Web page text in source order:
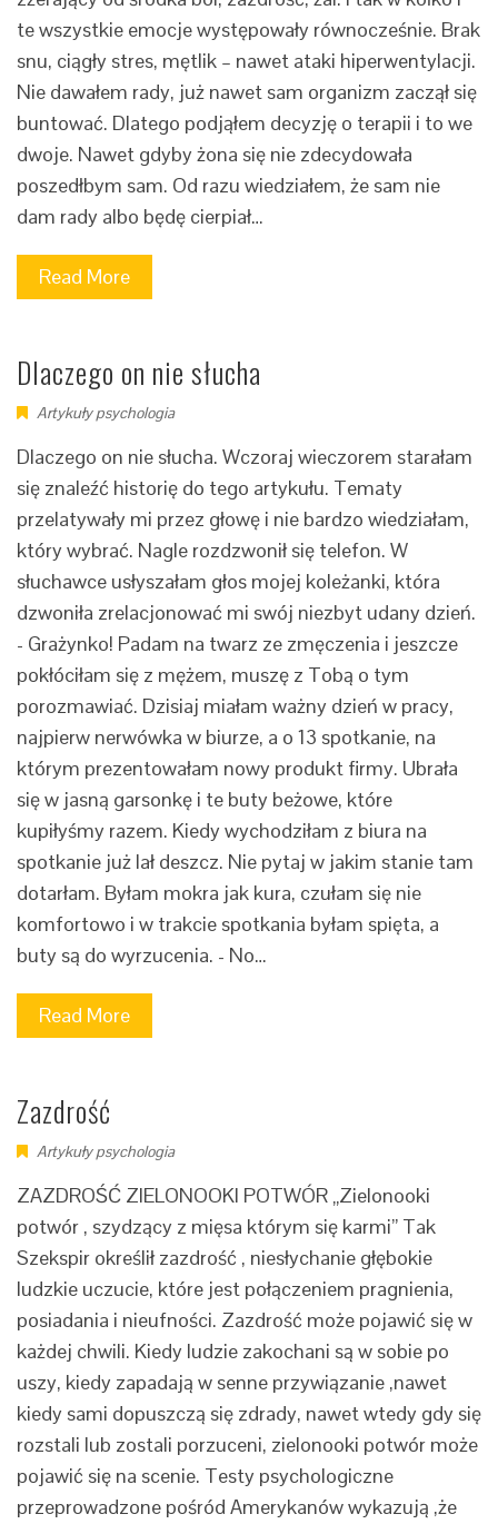
te wszystkie emocje występowały równocześnie. Brak
snu, ciągły stres, mętlik – nawet ataki hiperwentylacji.
Nie dawałem rady, już nawet sam organizm zaczął się
buntować. Dlatego podjąłem decyzję o terapii i to we
dwoje. Nawet gdyby żona się nie zdecydowała
poszedłbym sam. Od razu wiedziałem, że sam nie
dam rady albo będę cierpiał…
Read More
Dlaczego on nie słucha
Artykuły psychologia
Dlaczego on nie słucha. Wczoraj wieczorem starałam
się znaleźć historię do tego artykułu. Tematy
przelatywały mi przez głowę i nie bardzo wiedziałam,
który wybrać. Nagle rozdzwonił się telefon. W
słuchawce usłyszałam głos mojej koleżanki, która
dzwoniła zrelacjonować mi swój niezbyt udany dzień.
- Grażynko! Padam na twarz ze zmęczenia i jeszcze
pokłóciłam się z mężem, muszę z Tobą o tym
porozmawiać. Dzisiaj miałam ważny dzień w pracy,
najpierw nerwówka w biurze, a o 13 spotkanie, na
którym prezentowałam nowy produkt firmy. Ubrała
się w jasną garsonkę i te buty beżowe, które
kupiłyśmy razem. Kiedy wychodziłam z biura na
spotkanie już lał deszcz. Nie pytaj w jakim stanie tam
dotarłam. Byłam mokra jak kura, czułam się nie
komfortowo i w trakcie spotkania byłam spięta, a
buty są do wyrzucenia. - No…
Read More
Zazdrość
Artykuły psychologia
ZAZDROŚĆ ZIELONOOKI POTWÓR „Zielonooki
potwór , szydzący z mięsa którym się karmi” Tak
Szekspir określił zazdrość , niesłychanie głębokie
ludzkie uczucie, które jest połączeniem pragnienia,
posiadania i nieufności. Zazdrość może pojawić się w
każdej chwili. Kiedy ludzie zakochani są w sobie po
uszy, kiedy zapadają w senne przywiązanie ,nawet
kiedy sami dopuszczą się zdrady, nawet wtedy gdy się
rozstali lub zostali porzuceni, zielonooki potwór może
pojawić się na scenie. Testy psychologiczne
przeprowadzone pośród Amerykanów wykazują ,że